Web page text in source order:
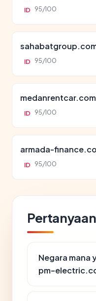
ID 95/100
ID 95/100
medanrentcar.com
ID 95/100
armada-
ID 95/100
Negara mana
pm-